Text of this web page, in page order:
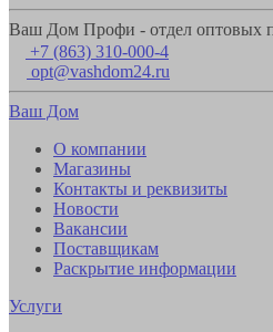
Ваш Дом Профи - отдел оптовых
+7 (863) 310-000-4
opt@vashdom24.ru
Ваш Дом
О компании
Магазины
Контакты и реквизиты
Новости
Вакансии
Поставщикам
Раскрытие информации
Услуги